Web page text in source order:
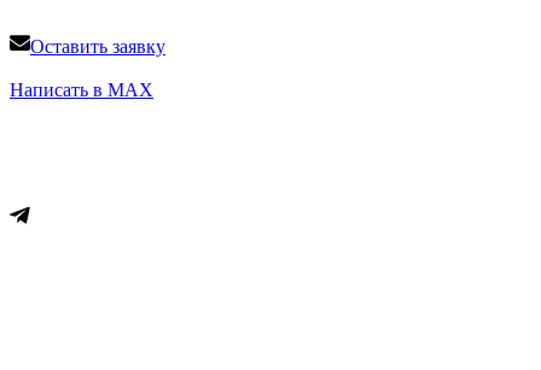
Оставить заявку
Написать в MAX